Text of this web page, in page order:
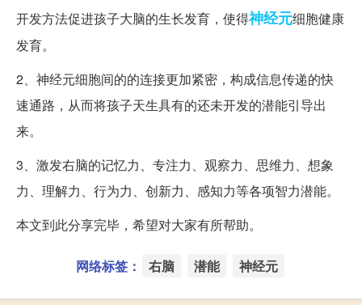
开发方法促进孩子大脑的生长发育，使得神经元细胞健康
发育。
2、神经元细胞间的的连接更加紧密，构成信息传递的快
速通路，从而将孩子天生具有的还未开发的潜能引导出
来。
3、激发右脑的记忆力、专注力、观察力、思维力、想象
力、理解力、行为力、创新力、感知力等各项智力潜能。
本文到此分享完毕，希望对大家有所帮助。
网络标签： 右脑 潜能 神经元